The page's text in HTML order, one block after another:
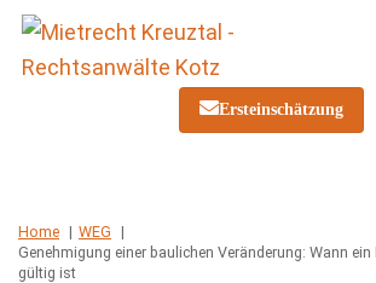
Skip
Ersteinschätzung
Home
WEG
Genehmigung einer baulichen Veränderung: Wann
gültig ist